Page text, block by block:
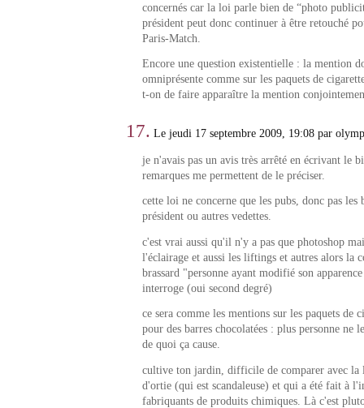
concernés car la loi parle bien de “photo
président peut donc continuer à être retouché
Paris-Match.
Encore une question existentielle : la mention
omniprésente comme sur les paquets de
t-on de faire apparaître la mention
17. Le jeudi 17 septembre 2009, 19:08 par
je n'avais pas un avis très arrêté en écrivant le
remarques me permettent de le préciser.
cette loi ne concerne que les pubs, donc pas les
président ou autres vedettes.
c'est vrai aussi qu'il n'y a pas que photoshop
l'éclairage et aussi les liftings et autres alors la
brassard "personne ayant modifié son
interroge (oui second degré)
ce sera comme les mentions sur les paquets de
pour des barres chocolatées : plus personne ne
de quoi ça cause.
cultive ton jardin, difficile de comparer avec la
d'ortie (qui est scandaleuse) et qui a été fait à
fabriquants de produits chimiques. Là c'est